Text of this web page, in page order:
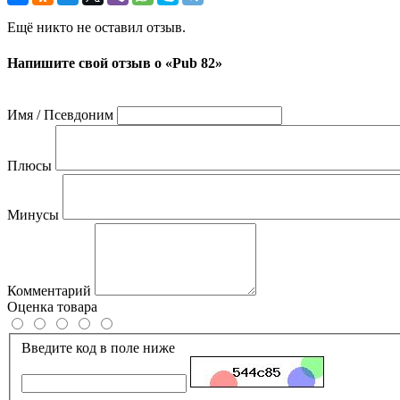
Ещё никто не оставил отзыв.
Напишите свой отзыв о «Pub 82»
Имя / Псевдоним
Плюсы
Минусы
Комментарий
Оценка товара
Введите код в поле ниже